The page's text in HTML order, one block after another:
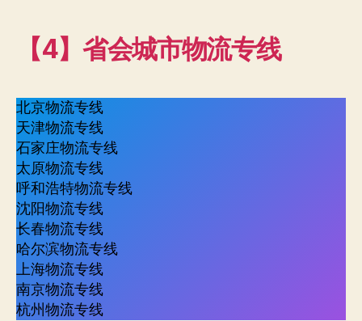
【4】省会城市物流专线
北京物流专线
天津物流专线
石家庄物流专线
太原物流专线
呼和浩特物流专线
沈阳物流专线
长春物流专线
哈尔滨物流专线
上海物流专线
南京物流专线
杭州物流专线